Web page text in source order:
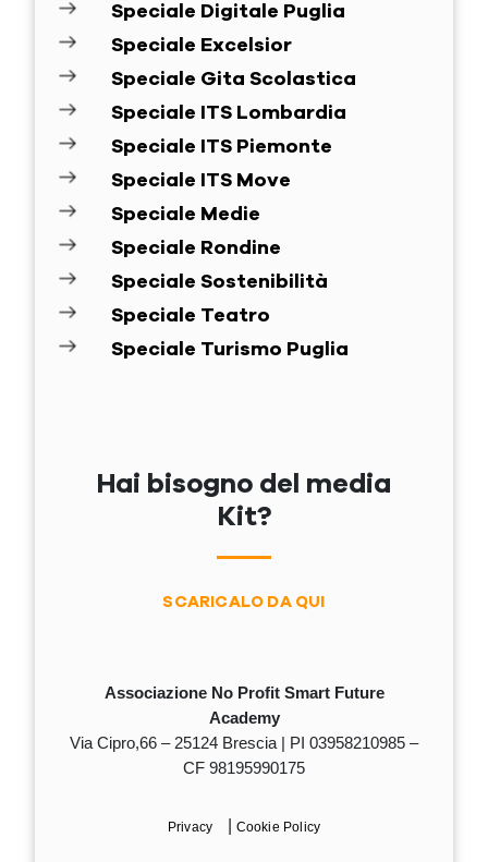
Speciale Digitale Puglia
Speciale Excelsior
Speciale Gita Scolastica
Speciale ITS Lombardia
Speciale ITS Piemonte
Speciale ITS Move
Speciale Medie
Speciale Rondine
Speciale Sostenibilità
Speciale Teatro
Speciale Turismo Puglia
Hai bisogno del media
Kit?
SCARICALO DA QUI
Associazione No Profit Smart Future
Academy
Via Cipro,66 – 25124 Brescia | PI 03958210985 –
CF 98195990175
Privacy Cookie Policy